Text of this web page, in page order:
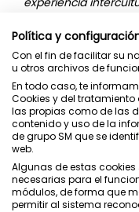
Solano, República
Referencias
Biesta, G.,
(2019). Why
solve problems
British
https://doi.org/
Política y
Con el fin de facilitar su
u otros archivos de
En todo caso, te
Cookies y del
las propias como de las
contenido y uso de la
de grupo SM que se
web.
Algunas de estas cookies
necesarias para el
módulos, de forma que
permitir al sistema